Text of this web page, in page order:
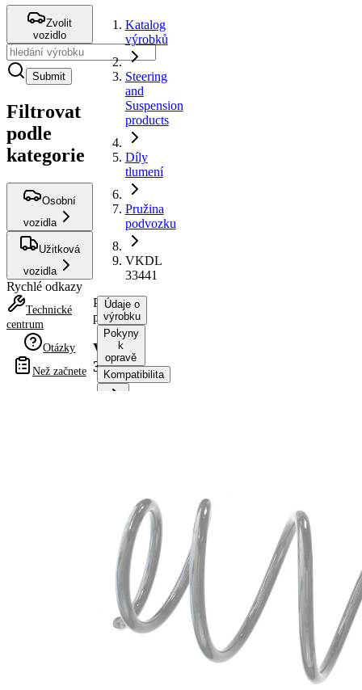
Zvolit
vozidlo
Submit
Filtrovat
podle
kategorie
Osobní
vozidla
Užitková
vozidla
Rychlé odkazy
Technické
centrum
Otázky
Než začnete
Katalog
výrobků
Steering
and
Suspension
products
Díly
tlumení
Pružina
podvozku
VKDL
33441
Pružina
podvozku
VKDL
33441
Údaje o
výrobku
Pokyny
k
opravě
Kompatibilita
Hmotnost
Tvar
pružiny
Šroubovitá
pružina s
konstatním
průměrem
průměr
149 mm
Průměr
drátu
12,00 mm